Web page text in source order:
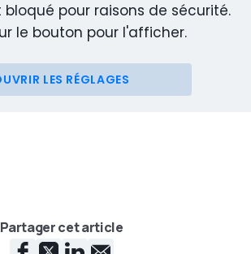
pour raisons de sécurité.
le bouton pour l'afficher.
LES RÉGLAGES
Partager cet article